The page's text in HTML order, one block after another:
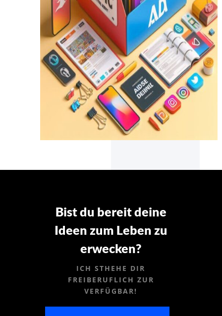
Bist du bereit deine
Ideen zum Leben zu
erwecken?
ICH STHEHE DIR
FREIBERUFLICH ZUR
VERFÜGBAR!